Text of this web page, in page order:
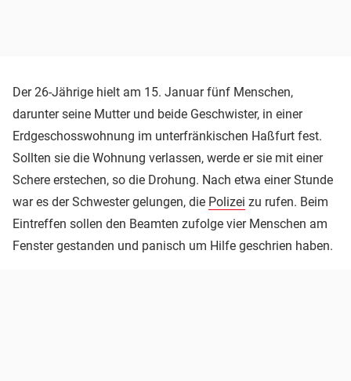
Der 26-Jährige hielt am 15. Januar fünf Menschen,
darunter seine Mutter und beide Geschwister, in einer
Erdgeschosswohnung im unterfränkischen Haßfurt fest.
Sollten sie die Wohnung verlassen, werde er sie mit einer
Schere erstechen, so die Drohung. Nach etwa einer Stunde
war es der Schwester gelungen, die Polizei zu rufen. Beim
Eintreffen sollen den Beamten zufolge vier Menschen am
Fenster gestanden und panisch um Hilfe geschrien haben.